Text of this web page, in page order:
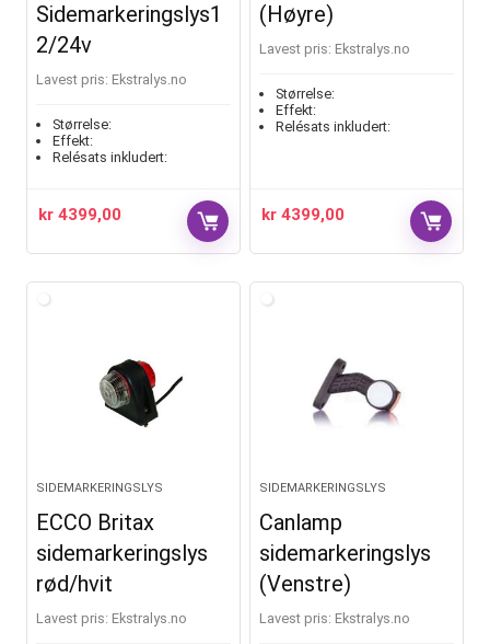
Sidemarkeringslys1
2/24v
Lavest pris: ekstralys.no
Størrelse:
Effekt:
Relésats inkludert:
kr 4399,00
(Høyre)
Lavest pris: ekstralys.no
Størrelse:
Effekt:
Relésats inkludert:
kr 4399,00
SIDEMARKERINGSLYS
ECCO Britax
sidemarkeringslys
rød/hvit
Lavest pris: ekstralys.no
SIDEMARKERINGSLYS
Canlamp
sidemarkeringslys
(Venstre)
Lavest pris: ekstralys.no